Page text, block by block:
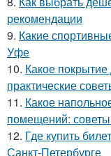
рекомендации
9. Какие
Уфе
10. Какое
практические
11. Какое
помещений:
12. Где купить
Санкт-Петербурге